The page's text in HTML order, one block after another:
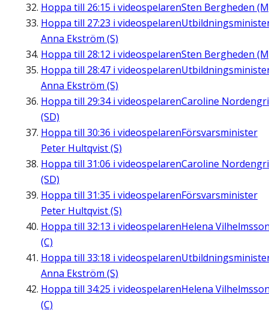
Hoppa till 26:15 i videospelarenSten Bergheden
Hoppa till 27:23 i videospelaren
Anna Ekström (S)
Hoppa till 28:12 i videospelarenSten Bergheden
Hoppa till 28:47 i videospelaren
Anna Ekström (S)
Hoppa till 29:34i videospelarenCaroline
(SD)
Hoppa till 30:36 i videospelarenFörsvarsminister
Peter Hultqvist (S)
Hoppa till 31:06 i videospelarenCaroline
(SD)
Hoppa till 31:35 i videospelarenFörsvarsminister
Peter Hultqvist (S)
Hoppa till 32:13 i videospelarenHelena
(C)
Hoppa till 33:18 i videospelaren
Anna Ekström (S)
Hoppa till 34:25 i videospelarenHelena
(C)